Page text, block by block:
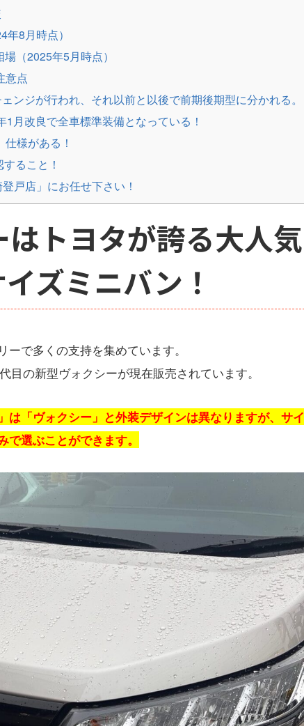
8月時点）
（2025年5月時点）
意点
ンジが行われ、それ以前と以後で前期後期型に分かれる。
月改良で全車標準装備となっている！
様がある！
ること！
戸店」にお任せ下さい！
はトヨタが誇る大人気
ズミニバン！
で多くの支持を集めています。
の新型ヴォクシーが現在販売されています。
「ヴォクシー」と外装デザインは異なりますが、サイ
選ぶことができます。